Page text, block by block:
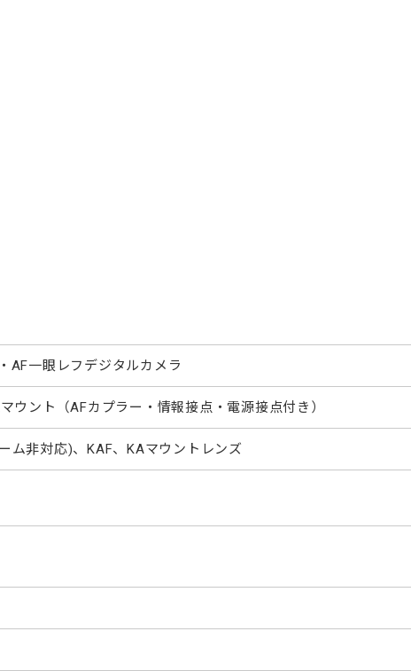
AF一眼レフデジタルカメラ
ウント（AFカプラー・情報接点・電源接点付き）
ム非対応)、KAF、KAマウントレンズ